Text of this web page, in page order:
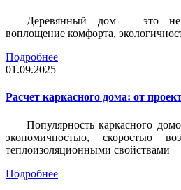
Деревянный дом – это не
воплощение комфорта,
Подробнее
01.09.2025
Расчет каркасного дома: от
Популярность каркасного
экономичностью, скоростью
теплоизоляционными свойствами
Подробнее